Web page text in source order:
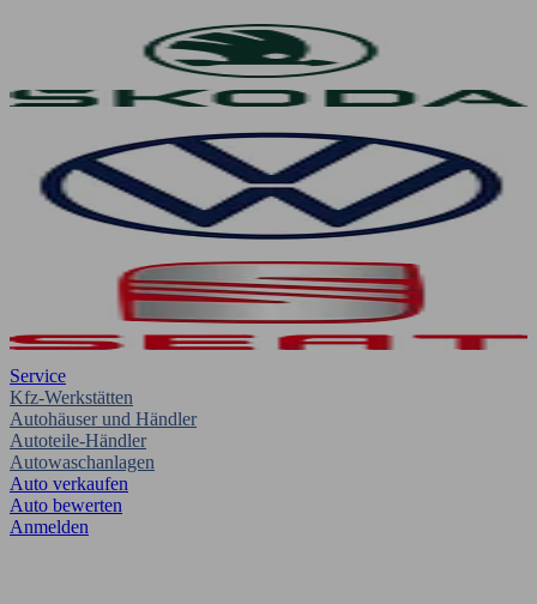
Service
Kfz-Werkstätten
Autohäuser und Händler
Autoteile-Händler
Autowaschanlagen
Auto verkaufen
Auto bewerten
Anmelden